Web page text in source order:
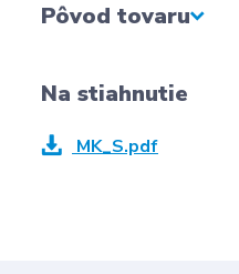
Pôvod tovaru
Na stiahnutie
MK_S.pdf